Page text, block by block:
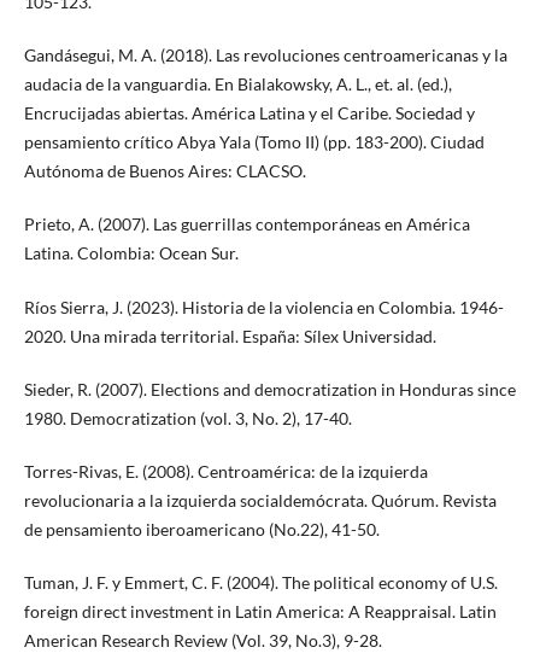
Gandásegui, M. A. (2018). Las revoluciones centroamericanas y la
audacia de la vanguardia. En Bialakowsky, A. L., et. al. (ed.),
Encrucijadas abiertas. América Latina y el Caribe. Sociedad y
pensamiento crítico Abya Yala (Tomo II) (pp. 183-200). Ciudad
Autónoma de Buenos Aires: CLACSO.
Prieto, A. (2007). Las guerrillas contemporáneas en América
Latina. Colombia: Ocean Sur.
Ríos Sierra, J. (2023). Historia de la violencia en Colombia. 1946-
2020. Una mirada territorial. España: Sílex Universidad.
Sieder, R. (2007). Elections and democratization in Honduras since
1980. Democratization (vol. 3, No. 2), 17-40.
Torres-Rivas, E. (2008). Centroamérica: de la izquierda
revolucionaria a la izquierda socialdemócrata. Quórum. Revista
de pensamiento iberoamericano (No.22), 41-50.
Tuman, J. F. y Emmert, C. F. (2004). The political economy of U.S.
foreign direct investment in Latin America: A Reappraisal. Latin
American Research Review (Vol. 39, No.3), 9-28.